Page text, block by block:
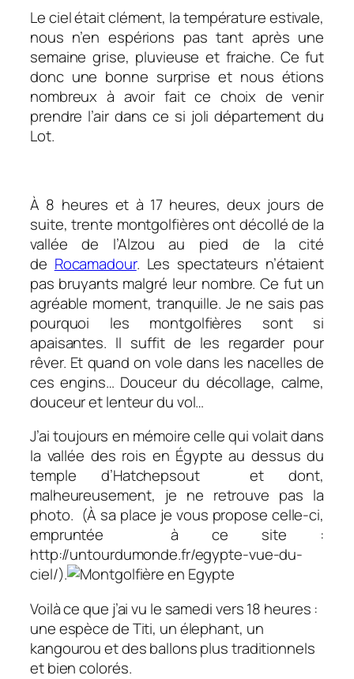
Le ciel était clément, la température estivale,
nous n’en espérions pas tant après une
semaine grise, pluvieuse et fraiche. Ce fut
donc une bonne surprise et nous étions
nombreux à avoir fait ce choix de venir
prendre l’air dans ce si joli département du
Lot.
À 8 heures et à 17 heures, deux jours de
suite, trente montgolfières ont décollé de la
vallée de l’Alzou au pied de la cité
de Rocamadour. Les spectateurs n’étaient
pas bruyants malgré leur nombre. Ce fut un
agréable moment, tranquille. Je ne sais pas
pourquoi les montgolfières sont si
apaisantes. Il suffit de les regarder pour
rêver. Et quand on vole dans les nacelles de
ces engins… Douceur du décollage, calme,
douceur et lenteur du vol…
J’ai toujours en mémoire celle qui volait dans
la vallée des rois en Égypte au dessus du
temple d’Hatchepsout et dont,
malheureusement, je ne retrouve pas la
photo. (À sa place je vous propose celle-ci,
empruntée à ce site :
http://untourdumonde.fr/egypte-vue-du-
ciel/).
Voilà ce que j’ai vu le samedi vers 18 heures :
une espèce de Titi, un élephant, un
kangourou et des ballons plus traditionnels
et bien colorés.